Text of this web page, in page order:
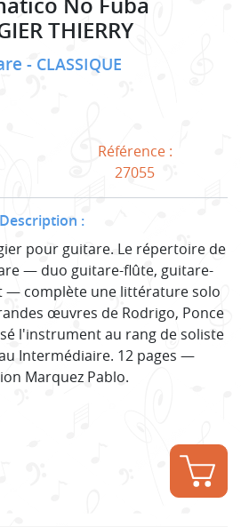
THIERRY
CLASSIQUE
Référence :
27055
Description :
pour guitare. Le répertoire de
— duo guitare-flûte, guitare-
— complète une littérature solo
œuvres de Rodrigo, Ponce
l'instrument au rang de soliste
Intermédiaire. 12 pages —
Marquez Pablo.